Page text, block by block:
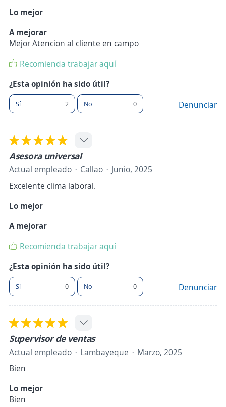
Lo mejor
A mejorar
Mejor Atencion al cliente en campo
Recomienda trabajar aquí
¿Esta opinión ha sido útil?
Sí 2 No 0 Denunciar
Asesora universal
Actual empleado Callao
Junio, 2025
Excelente clima laboral.
Lo mejor
A mejorar
Recomienda trabajar aquí
¿Esta opinión ha sido útil?
Sí 0 No 0 Denunciar
Supervisor de ventas
Actual empleado Lambayeque
Marzo, 2025
Bien
Lo mejor
Bien